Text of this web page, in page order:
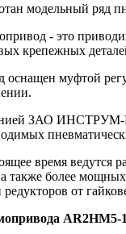
модельный ряд
- это
крепежных
оснащен муфтой
ЗАО ИНСТРУМ-
время ведутся
также более
от
AR2HM5-